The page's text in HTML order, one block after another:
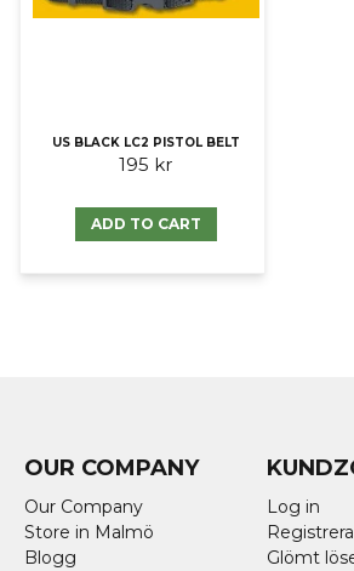
US BLACK LC2 PISTOL BELT
195 kr
ADD TO CART
OUR COMPANY
Our Company
Store in Malmö
Blogg
Log in
Glömt